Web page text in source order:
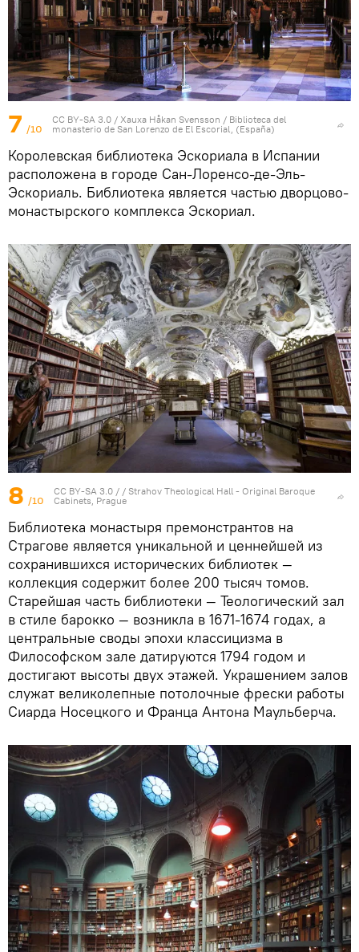
7 /10
CC BY-SA 3.0 / Xauxa Håkan Svensson / Biblioteca del
monasterio de San Lorenzo de El Escorial, (España)
Королевская библиотека Эскориала в Испании
расположена в городе Сан-Лоренсо-де-Эль-
Эскориаль. Библиотека является частью дворцово-
монастырского комплекса Эскориал.
8 /10
CC BY-SA 3.0 / / Strahov Theological Hall - Original Baroque
Cabinets, Prague
Библиотека монастыря премонстрантов на
Страгове является уникальной и ценнейшей из
сохранившихся исторических библиотек —
коллекция содержит более 200 тысяч томов.
Старейшая часть библиотеки — Теологический зал
в стиле барокко — возникла в 1671-1674 годах, а
центральные своды эпохи классицизма в
Философском зале датируются 1794 годом и
достигают высоты двух этажей. Украшением залов
служат великолепные потолочные фрески работы
Сиарда Носецкого и Франца Антона Маульберча.